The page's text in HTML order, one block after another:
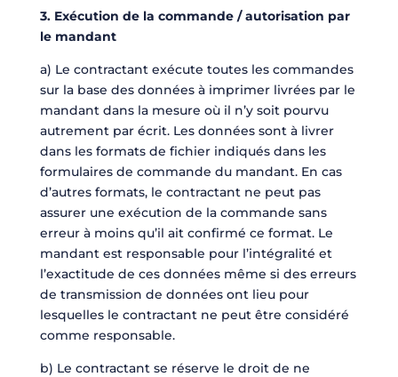
3. Exécution de la commande / autorisation par
le mandant
a) Le contractant exécute toutes les commandes
sur la base des données à imprimer livrées par le
mandant dans la mesure où il n’y soit pourvu
autrement par écrit. Les données sont à livrer
dans les formats de fichier indiqués dans les
formulaires de commande du mandant. En cas
d’autres formats, le contractant ne peut pas
assurer une exécution de la commande sans
erreur à moins qu’il ait confirmé ce format. Le
mandant est responsable pour l’intégralité et
l’exactitude de ces données même si des erreurs
de transmission de données ont lieu pour
lesquelles le contractant ne peut être considéré
comme responsable.
b) Le contractant se réserve le droit de ne